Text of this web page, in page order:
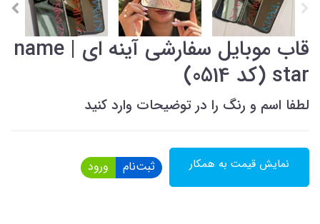
قاب موبایل سفارشی آینه ای | name
star (کد 0514)
لطفا اسم و رنگ را در توضیحات وارد کنید
نمایش قیمت به همکار ثبت‌نام ورود